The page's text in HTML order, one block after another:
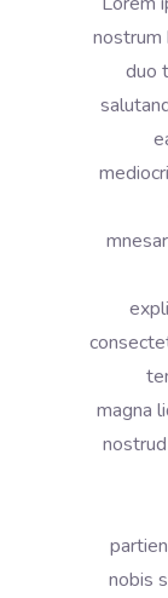
nostrum
duo
magna
nobis